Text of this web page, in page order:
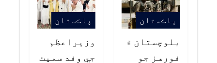
پاڪستان
بلوچستان ۾
فورسز جو
پاڪستان
وزيراعظم
جي وفد سميت